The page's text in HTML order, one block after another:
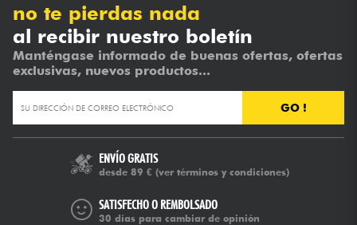
no te pierdas nada
al recibir nuestro boletín
Manténgase informado de buenas ofertas, ofertas
exclusivas, nuevos productos...
GO !
ENVÍO GRATIS
desde 89 € (ver términos y condiciones)
SATISFECHO O REMBOLSADO
30 días para cambiar de opinión